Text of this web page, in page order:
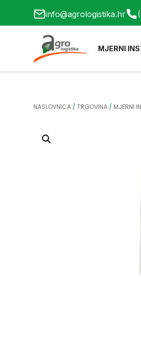
info@agrologistika.hr
MJERNI
NASLOVNICA /TRGOVINA / MJERNI